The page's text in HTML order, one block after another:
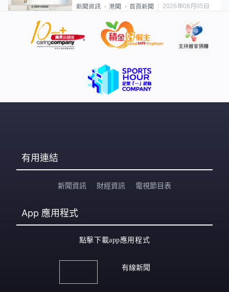
類案最惡劣
新聞資訊 港聞 首頁新聞 2026年08月05日
有用連結
新聞資訊 財經資訊 電視節目表
App 應用程式
點擊下載app應用程式
有線新聞